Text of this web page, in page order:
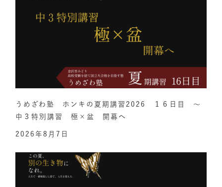
うめざわ塾 ホンキの夏期講習2026 １６日目 ～
中３特別講習 極×盆 開幕へ
2026年8月7日